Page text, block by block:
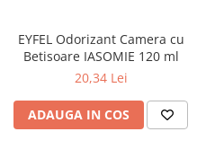
Baie
Lumanari Parfumate
EYFEL Odorizant Camera cu
Betisoare IASOMIE 120 ml
20,34 Lei
ADAUGA IN COS